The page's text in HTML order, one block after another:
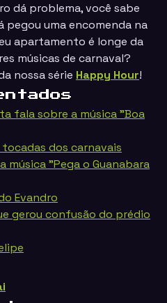
dá problema, você sabe
pegou uma encomenda na
apartamento é longe da
músicas de carnaval?
nossa série Happy Hour!
fala sobre a música "Boa
tocadas dos carnavais
música "Pega o Guanabara
Evandro
gerou confusão do prédio